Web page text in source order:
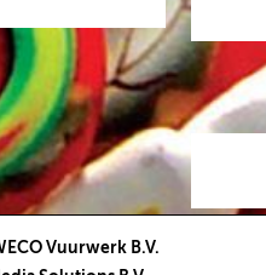
Vuurwerk B.V.